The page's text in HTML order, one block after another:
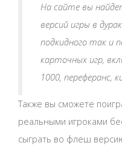
На сайте вы
версий игры в
подкидного так и
карточных игр,
1000, переферанс,
Также вы сможете
реальными игроками
сыграть во флеш